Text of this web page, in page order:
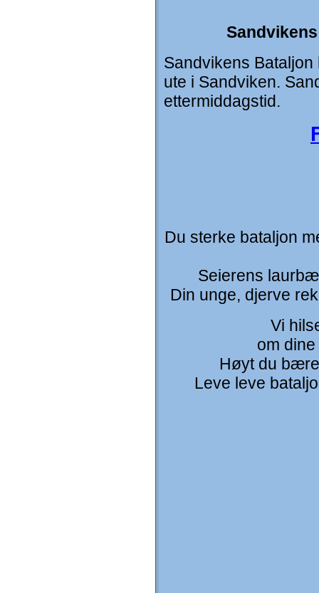
Sandvikens
ute i Sandviken.
ettermiddagstid.
Du sterke bataljon
Seierens
Din unge, djerve
Vi
om
Høyt du
Leve leve